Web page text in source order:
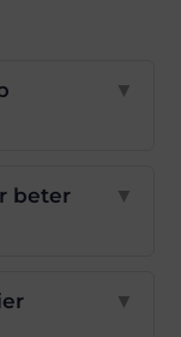
▼
beter
▼
▼